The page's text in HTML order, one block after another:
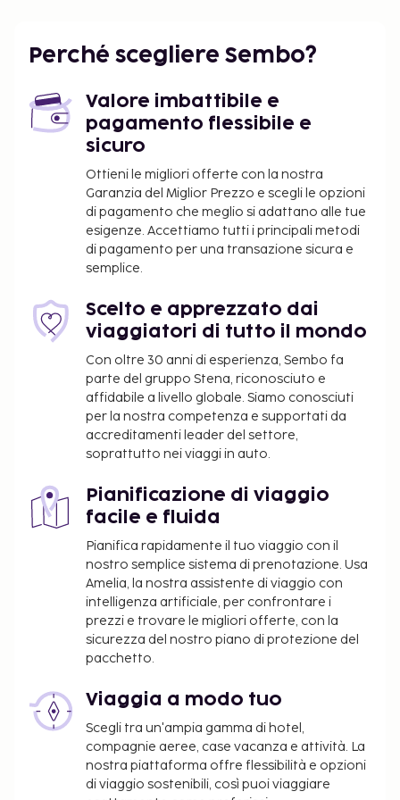
Internazionale "Louis Armstrong" di New Orleans
(MSY): 26,1 km
Potrai usufruire di check-out veloce, un pratico
servizio di lavanderia e lavaggio a secco e una
reception aperta 24 ore su 24. Stai pianificando un
evento a New Orleans? Presso un hotel avrai a
disposizione 2787 metri quadrati di spazio con
un'area per conferenze e 8 sale riunioni. Il un
parcheggio (a pagamento) è disponibile in loco. Le
opportunità di svago non mancano: avrai a
disposizione una palestra aperta giorno e notte,
questo hotel potrai inoltre contare su negozi di
articoli da regalo/edicole, servizi per matrimoni e
Chris Steak House, piacevole steakhouse dove
servono anche i cocktail del bar/lounge e offrono
tavolini all'aperto. Se preferisci restare in camera,
approfitta del servizio in camera con orario
limitato. La colazione da portar via è disponibile a
13:00.
La struttura ti addebiterà i seguenti costi. I
supplementi potrebbero includere le tasse
applicabili:
Cauzione: 50 USD per sistemazione, a notte
Tariffa resort: 23.49 USD per sistemazione, a
Uso della palestra
Acqua minerale in camera
Telefonate
Abbiamo incluso tutti i costi che ci ha comunicato la
Perché scegliere Sembo?
Valore imbattibile e
pagamento flessibile e
sicuro
Ottieni le migliori offerte con la nostra
Garanzia del Miglior Prezzo e scegli le opzioni
di pagamento che meglio si adattano alle tue
esigenze. Accettiamo tutti i principali metodi
di pagamento per una transazione sicura e
semplice.
Scelto e apprezzato dai
viaggiatori di tutto il mondo
Con oltre 30 anni di esperienza, Sembo fa
parte del gruppo Stena, riconosciuto e
affidabile a livello globale. Siamo conosciuti
per la nostra competenza e supportati da
accreditamenti leader del settore,
soprattutto nei viaggi in auto.
Pianificazione di viaggio
facile e fluida
Pianifica rapidamente il tuo viaggio con il
nostro semplice sistema di prenotazione. Usa
Amelia, la nostra assistente di viaggio con
intelligenza artificiale, per confrontare i
prezzi e trovare le migliori offerte, con la
sicurezza del nostro piano di protezione del
pacchetto.
Viaggia a modo tuo
Scegli tra un'ampia gamma di hotel,
compagnie aeree, case vacanza e attività. La
nostra piattaforma offre flessibilità e opzioni
di viaggio sostenibili, così puoi viaggiare